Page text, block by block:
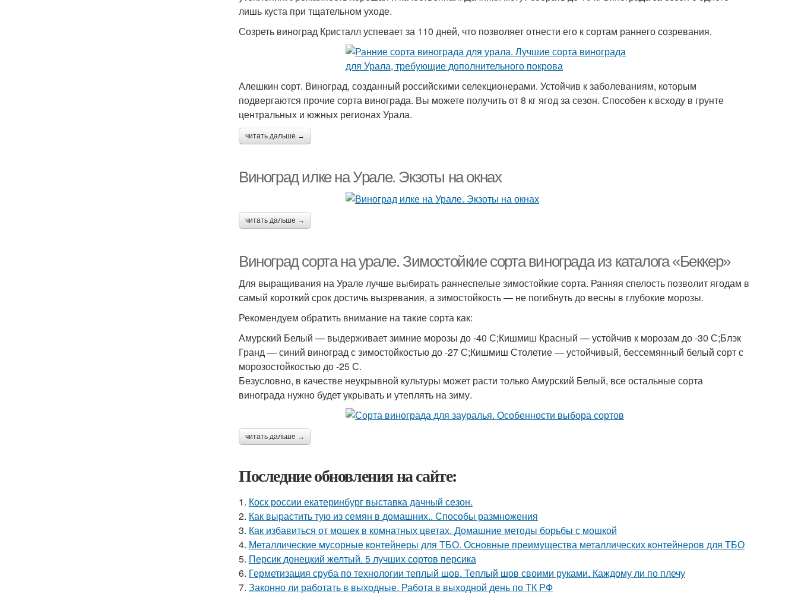
лишь куста при тщательном уходе.
Созреть виноград Кристалл успевает за 110 дней, что позволяет отнести его к сортам раннего созревания.
Алешкин сорт. Виноград, созданный российскими селекционерами. Устойчив к заболеваниям, которым
подвергаются прочие сорта винограда. Вы можете получить от 8 кг ягод за сезон. Способен к всходу в грунте
центральных и южных регионах Урала.
читать дальше →
Виноград илке на Урале. Экзоты на окнах
читать дальше →
Виноград сорта на урале. Зимостойкие сорта винограда из каталога «Беккер»
Для выращивания на Урале лучше выбирать раннеспелые зимостойкие сорта. Ранняя спелость позволит ягодам в
самый короткий срок достичь вызревания, а зимостойкость — не погибнуть до весны в глубокие морозы.
Рекомендуем обратить внимание на такие сорта как:
Амурский Белый — выдерживает зимние морозы до -40 С;Кишмиш Красный — устойчив к морозам до -30 С;Блэк
Гранд — синий виноград с зимостойкостью до -27 С;Кишмиш Столетие — устойчивый, бессемянный белый сорт с
морозостойкостью до -25 С.
Безусловно, в качестве неукрывной культуры может расти только Амурский Белый, все остальные сорта
винограда нужно будет укрывать и утеплять на зиму.
читать дальше →
Последние обновления на сайте:
1. Коск россии екатеринбург выставка дачный сезон.
2. Как вырастить тую из семян в домашних.. Способы размножения
3. Как избавиться от мошек в комнатных цветах. Домашние методы борьбы с мошкой
4. Металлические мусорные контейнеры для ТБО. Основные преимущества металлических контейнеров для ТБО
5. Персик донецкий желтый. 5 лучших сортов персика
6. Герметизация сруба по технологии теплый шов. Теплый шов своими руками. Каждому ли по плечу
7. Законно ли работать в выходные. Работа в выходной день по ТК РФ